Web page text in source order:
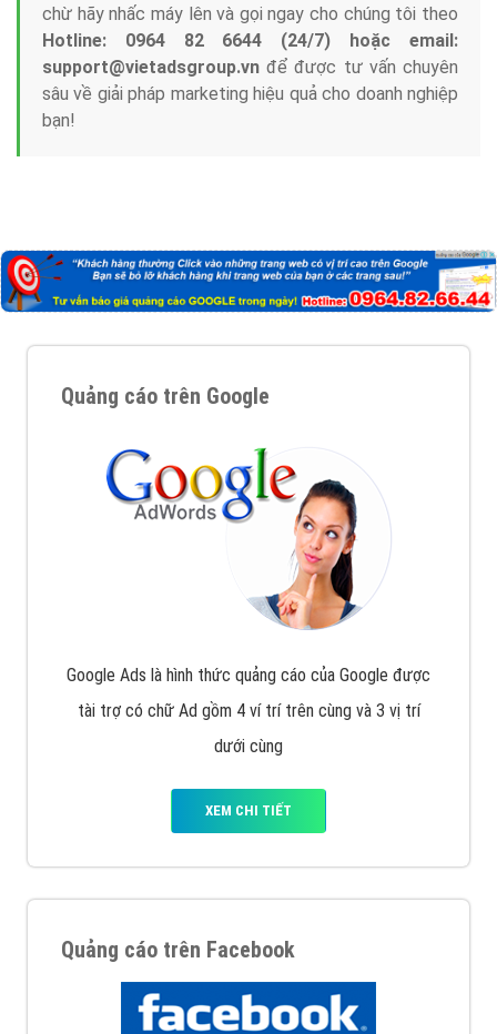
chừ hãy nhấc máy lên và gọi ngay cho chúng tôi theo
Hotline: 0964 82 6644 (24/7) hoặc email:
support@vietadsgroup.vn để được tư vấn chuyên
sâu về giải pháp marketing hiệu quả cho doanh nghiệp
bạn!
Quảng cáo trên Google
Google Ads là hình thức quảng cáo của Google được
tài trợ có chữ Ad gồm 4 ví trí trên cùng và 3 vị trí
dưới cùng
XEM CHI TIẾT
Quảng cáo trên Facebook